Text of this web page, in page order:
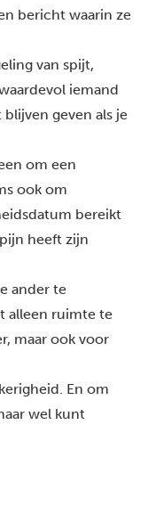
bericht waarin ze
van spijt,
iemand
geven als je
om een
ook om
bereikt
heeft zijn
ander te
alleen ruimte te
maar ook voor
En om
wel kunt